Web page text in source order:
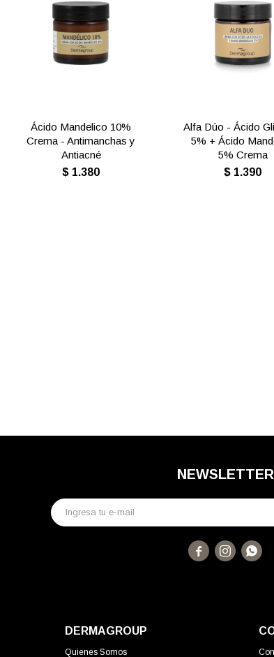
Ácido Mandelico 10%
Crema - Antimanchas y
Antiacné
$ 1.380
Alfa Dúo - Ácido
5% + Ácido
5% Crema
$ 1.390
DERMAGROUP
Quienes Somos
NEWSLETTER
  